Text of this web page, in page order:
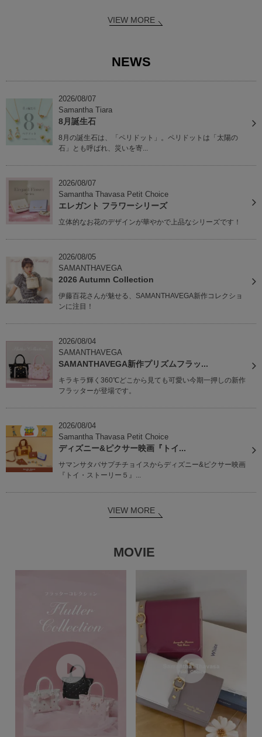
VIEW MORE
NEWS
2026/08/07
Samantha Tiara
8月誕生石
8月の誕生石は、「ペリドット」。ペリドットは「太陽の
石」とも呼ばれ、災いを寄...
2026/08/07
Samantha Thavasa Petit Choice
エレガント フラワーシリーズ
立体的なお花のデザインが華やかで上品なシリーズです！
2026/08/05
SAMANTHAVEGA
2026 Autumn Collection
伊藤百花さんが魅せる、SAMANTHAVEGA新作コレクショ
ンに注目！
2026/08/04
SAMANTHAVEGA
SAMANTHAVEGA新作プリズムフラッ...
キラキラ輝く360℃どこから見ても可愛い今期一押しの新作
フラッターが登場です。
2026/08/04
Samantha Thavasa Petit Choice
ディズニー&ピクサー映画『トイ...
サマンサタバサプチチョイスからディズニー&ピクサー映画
『トイ・ストーリー５』...
VIEW MORE
MOVIE